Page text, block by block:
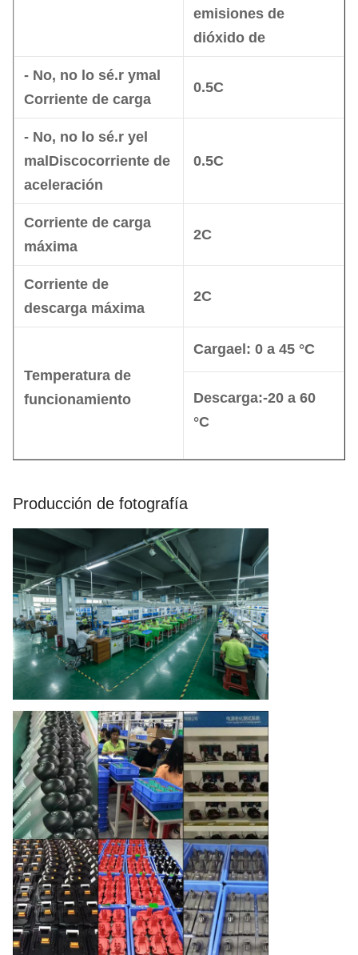
emisiones de
dióxido de
- No, no lo sé.r ymal
Corriente de carga
0.5C
- No, no lo sé.r yel
malDiscocorriente de
aceleración
0.5C
Corriente de carga
máxima
2C
Corriente de
descarga máxima
2C
Temperatura de
funcionamiento
Cargael: 0 a 45 °C
Descarga:-20 a 60
°C
Producción de fotografía